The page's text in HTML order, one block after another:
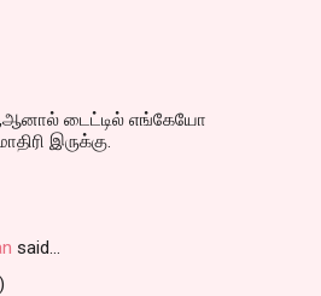
டைட்டில் எங்கேயோ
இருக்கு.
said…